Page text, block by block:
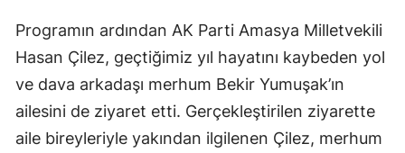
Programın ardından AK Parti Amasya Milletvekili
Hasan Çilez, geçtiğimiz yıl hayatını kaybeden yol
ve dava arkadaşı merhum Bekir Yumuşak’ın
ailesini de ziyaret etti. Gerçekleştirilen ziyarette
aile bireyleriyle yakından ilgilenen Çilez, merhum